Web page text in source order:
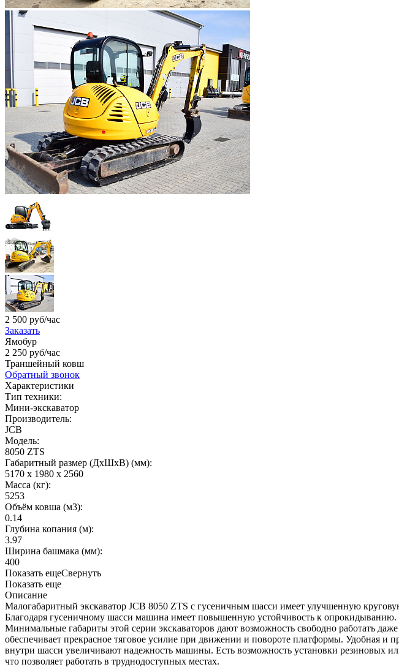
2 500 руб/час
Заказать
Ямобур
2 250 руб/час
Траншейный ковш
Обратный звонок
Характеристики
Тип техники:
Мини-экскаватор
Производитель:
JCB
Модель:
8050 ZTS
Габаритный размер (ДхШхВ) (мм):
5170 х 1980 х 2560
Масса (кг):
5253
Объём ковша (м3):
0.14
Глубина копания (м):
3.97
Ширина башмака (мм):
400
Показать ещеСвернуть
Показать еще
Описание
Малогабаритный экскаватор JCB 8050 ZTS с гусеничным шасси имеет улучшенную
Благодаря гусеничному шасси машина имеет повышенную устойчивость к опрокидыванию.
Минимальные габариты этой серии экскаваторов дают возможность свободно работать
обеспечивает прекрасное тяговое усилие при движении и повороте платформы. Удобная и
внутри шасси увеличивают надежность машины. Есть возможность установки резиновых
что позволяет работать в труднодоступных местах.